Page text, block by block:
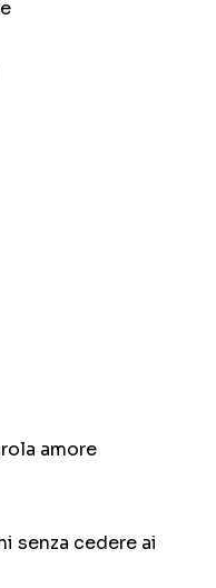
amore
senza cedere ai